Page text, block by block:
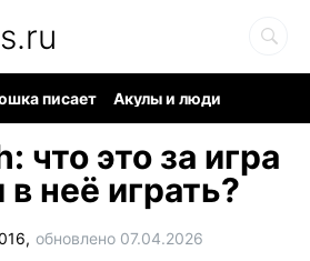
писает
Акулы и люди
что это за игра
в неё играть?
обновлено 07.04.2026